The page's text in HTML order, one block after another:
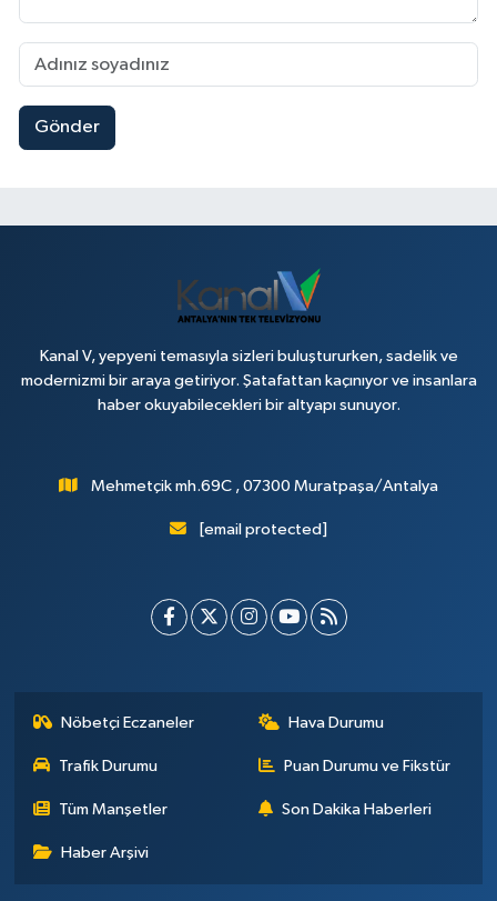
Gönder
Kanal V, yepyeni temasıyla sizleri buluştururken, sadelik ve
modernizmi bir araya getiriyor. Şatafattan kaçınıyor ve insanlara
haber okuyabilecekleri bir altyapı sunuyor.
Mehmetçik mh.69C , 07300 Muratpaşa/Antalya
[email protected]
Nöbetçi Eczaneler Hava Durumu
Trafik Durumu Puan Durumu ve Fikstür
Tüm Manşetler Son Dakika Haberleri
Haber Arşivi